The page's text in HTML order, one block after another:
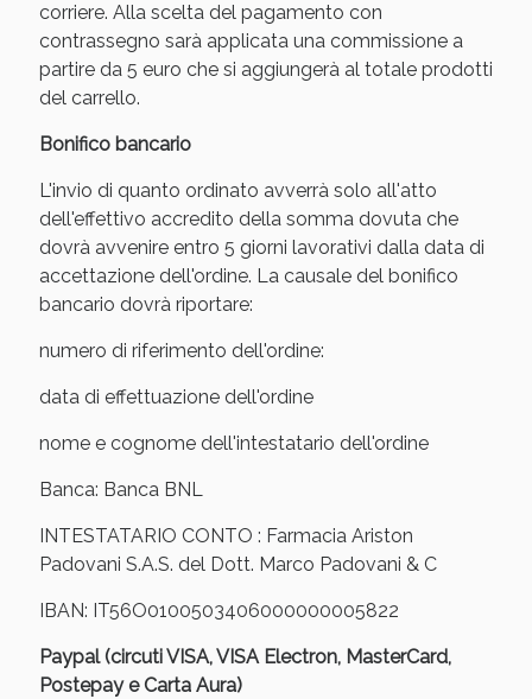
corriere. Alla scelta del pagamento con
contrassegno sarà applicata una commissione a
partire da 5 euro che si aggiungerà al totale prodotti
del carrello.
Bonifico bancario
L'invio di quanto ordinato avverrà solo all'atto
dell'effettivo accredito della somma dovuta che
dovrà avvenire entro 5 giorni lavorativi dalla data di
accettazione dell'ordine. La causale del bonifico
bancario dovrà riportare:
numero di riferimento dell'ordine:
data di effettuazione dell'ordine
nome e cognome dell'intestatario dell'ordine
Banca: Banca BNL
INTESTATARIO CONTO : Farmacia Ariston
Padovani S.A.S. del Dott. Marco Padovani & C
IBAN: IT56O0100503406000000005822
Paypal (circuti VISA, VISA Electron, MasterCard,
Postepay e Carta Aura)
Sconto fino al 55% disponibile oggi!
Vie Urinarie e Prostata: Sconti fino al 45% oggi!